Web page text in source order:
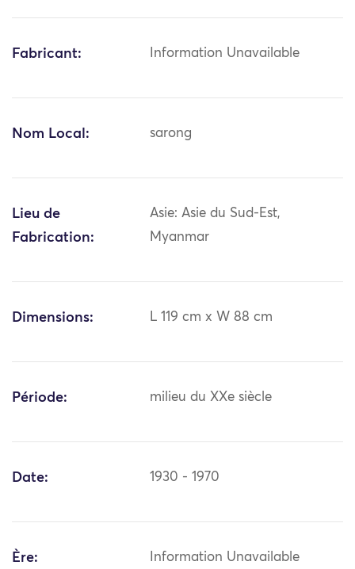
Fabricant: Information Unavailable
Nom Local: sarong
Lieu de
Fabrication:
Asie: Asie du Sud-Est,
Myanmar
Dimensions: L 119 cm x W 88 cm
Période: milieu du XXe siècle
Date: 1930 - 1970
Ère: Information Unavailable